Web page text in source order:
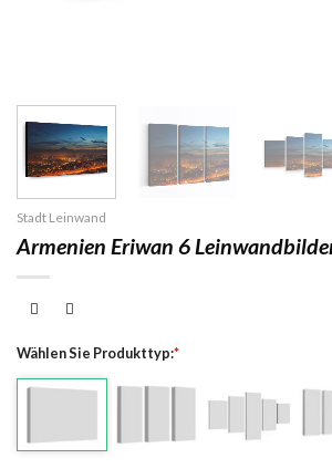
Stadt Leinwand
Armenien Eriwan 6
Wählen Sie Produkttyp:*